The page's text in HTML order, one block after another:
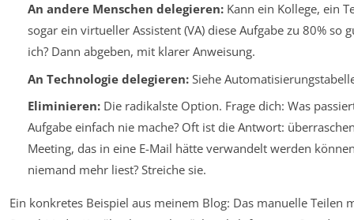
An andere Menschen delegieren:Kann ein Kollege, ein
sogar ein virtueller Assistent (VA) diese Aufgabe zu 80% so
ich? Dann abgeben, mit klarer Anweisung.
An Technologie delegieren:Siehe
Eliminieren:Die radikalste Option. Frage dich: Was
Aufgabe einfach nie mache? Oft ist die Antwort:
Meeting, das in eine E-Mail hätte verwandelt werden
niemand mehr liest? Streiche sie.
Ein konkretes Beispiel aus meinem Blog: Das manuelle Teilen